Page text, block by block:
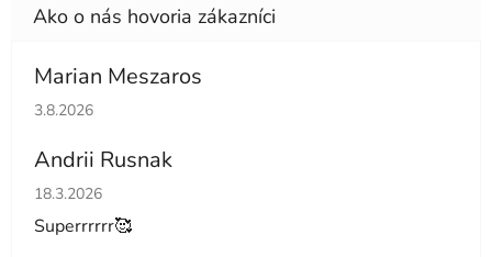
Marian Meszaros
Hodnotenie obchodu je 5 z 5 hviezdičiek.
3.8.2026
Andrii Rusnak
Hodnotenie obchodu je 5 z 5 hviezdičiek.
18.3.2026
Superrrrrr🥰